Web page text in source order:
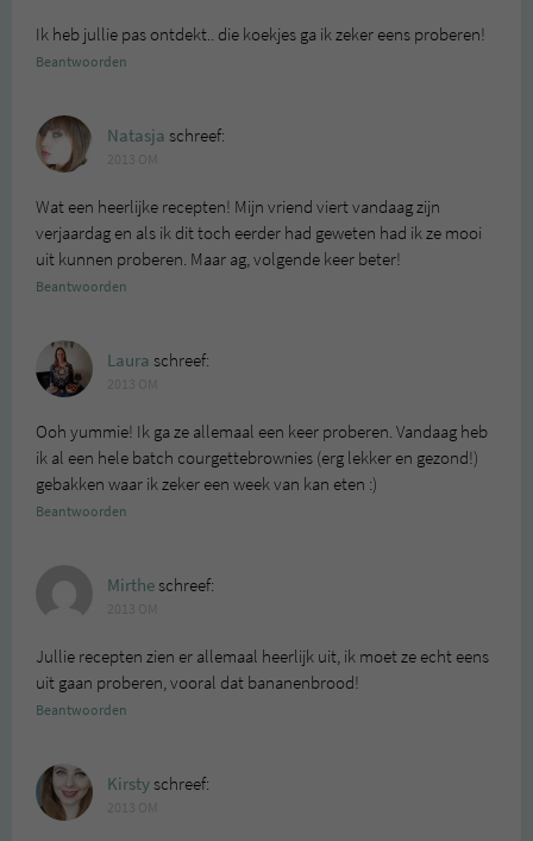
Ik heb jullie pas ontdekt.. die koekjes ga ik zeker eens proberen!
Beantwoorden
Natasja schreef:
Wat een heerlijke recepten! Mijn vriend viert vandaag zijn
verjaardag en als ik dit toch eerder had geweten had ik ze mooi
uit kunnen proberen. Maar ag, volgende keer beter!
Beantwoorden
Laura schreef:
Ooh yummie! Ik ga ze allemaal een keer proberen. Vandaag heb
ik al een hele batch courgettebrownies (erg lekker en gezond!)
gebakken waar ik zeker een week van kan eten :)
Beantwoorden
Mirtheschreef:
Jullie recepten zien er allemaal heerlijk uit, ik moet ze echt eens
uit gaan proberen, vooral dat bananenbrood!
Beantwoorden
Kirstyschreef: